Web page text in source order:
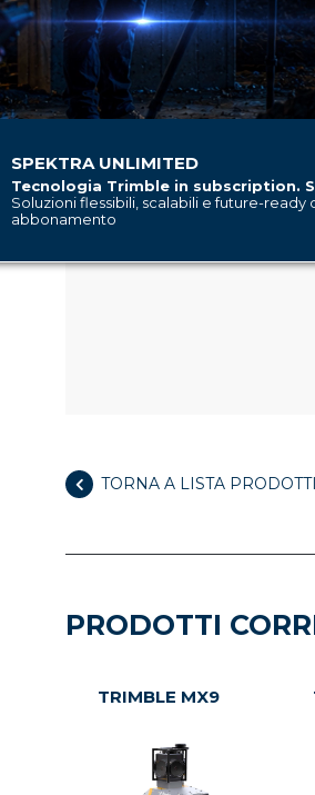
SPEKTRA UNLIMITED
Tecnologia Trimble in subscription.
Soluzioni flessibili, scalabili e future-ready
abbonamento
Acconsento al
TORNA A LISTA PRODOTTI
PRODOTTI
TRIMBLE MX9